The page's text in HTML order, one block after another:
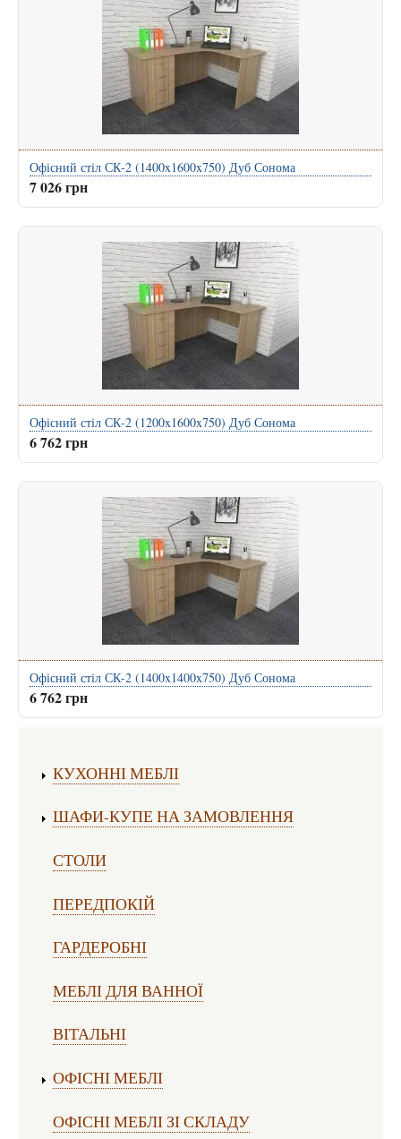
Офісний стіл СК-2 (1400x1600x750) Дуб Сонома
7 026 грн
Офісний стіл СК-2 (1200x1600x750) Дуб Сонома
6 762 грн
Офісний стіл СК-2 (1400x1400x750) Дуб Сонома
6 762 грн
КУХОННІ МЕБЛІ
ШАФИ-КУПЕ НА ЗАМОВЛЕННЯ
СТОЛИ
ПЕРЕДПОКІЙ
ГАРДЕРОБНІ
МЕБЛІ ДЛЯ ВАННОЇ
ВІТАЛЬНІ
ОФІСНІ МЕБЛІ
ОФІСНІ МЕБЛІ ЗІ СКЛАДУ